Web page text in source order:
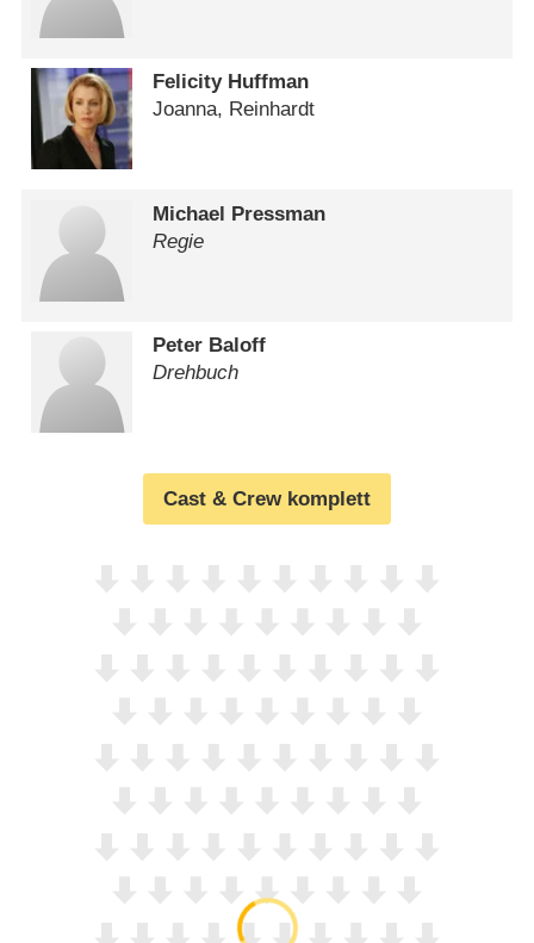
Felicity Huffman
Joanna, Reinhardt
Michael Pressman
Regie
Peter Baloff
Drehbuch
Cast & Crew komplett